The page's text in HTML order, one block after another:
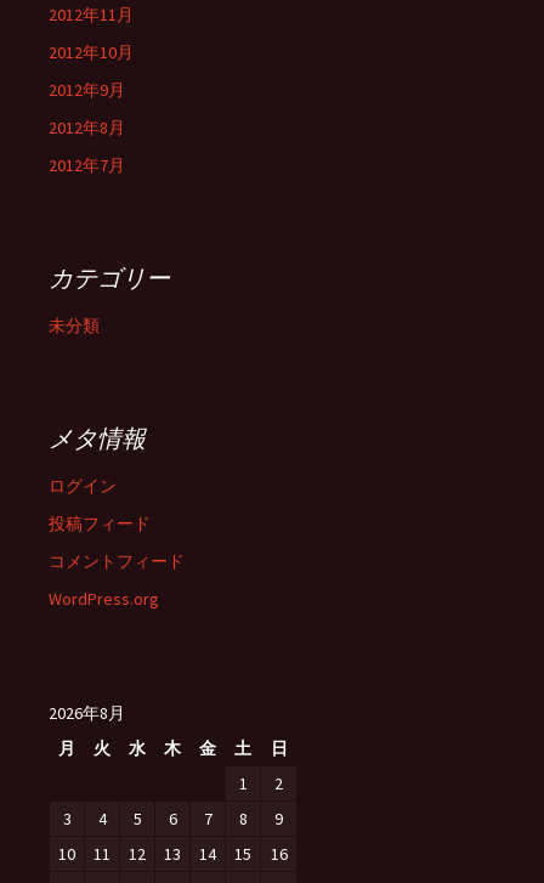
2012年11月
2012年10月
2012年9月
2012年8月
2012年7月
カテゴリー
未分類
メタ情報
ログイン
投稿フィード
コメントフィード
WordPress.org
2026年8月
月
火 水 木 金 土
日
1
2
3
4 5 6 7 8
9
10
11 12 13 14 15
16